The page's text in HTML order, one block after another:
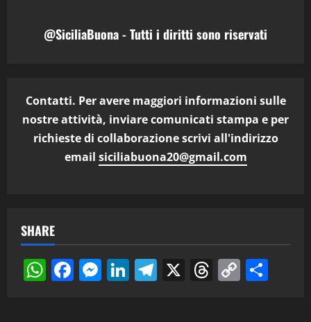
@SiciliaBuona - Tutti i diritti sono riservati
Contatti. Per avere maggiori informazioni sulle
nostre attività, inviare comunicati stampa e per
richieste di collaborazione scrivi all'indirizzo
email siciliabuona20@gmail.com
SHARE
WhatsApp
Facebook
Messenger
LinkedIn
Telegram
X Threads
Copy